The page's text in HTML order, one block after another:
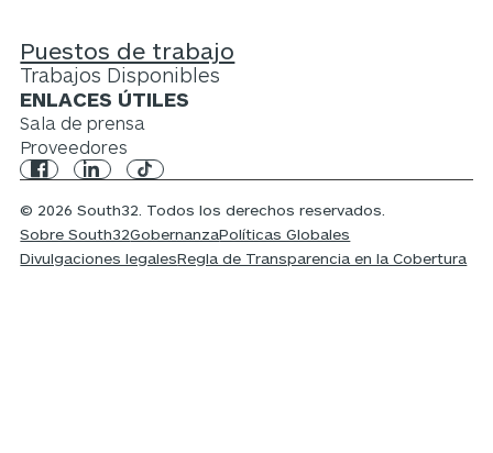
Puestos de trabajo
Trabajos Disponibles
ENLACES ÚTILES
Sala de prensa
Proveedores
© 2026 South32. Todos los derechos reservados.
Sobre South32GobernanzaPolíticas Globales
Divulgaciones legalesRegla de Transparencia en la Cobertura